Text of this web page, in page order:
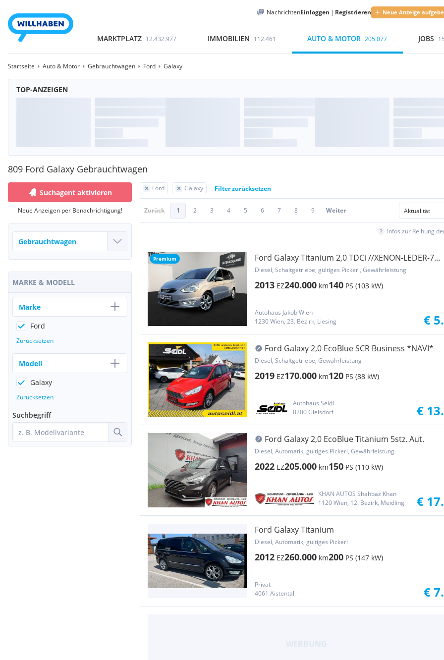
NachrichtenEinloggen | Registrieren Neue Anzeige
MARKTPLATZ 12.432.977 IMMOBILIEN 112.461 AUTO & MOTOR 205.077 JOBS
Startseite Auto & Motor Gebrauchtwagen Ford Galaxy
TOP-ANZEIGEN
809 Ford Galaxy Gebrauchtwagen
Ford Galaxy Filter zurücksetzen
Zurück 1 2 3 4 5 6 7 8 9 Weiter
Infos zur Reihung
Premium
Ford Galaxy Titanium 2,0 TDCi //XENON-LEDER-7-
SITZER...
Diesel, Schaltgetriebe, gültiges Pickerl, Gewährleistung
2013 EZ240.000 km140 PS (103 kW)
Autohaus Jakob Wien
1230 Wien, 23. Bezirk, Liesing
€
Ford Galaxy 2,0 EcoBlue SCR Business *NAVI*
Diesel, Schaltgetriebe, Gewährleistung
2019 EZ170.000 km120 PS (88 kW)
Autohaus Seidl
8200 Gleisdorf
€
Ford Galaxy 2,0 EcoBlue Titanium 5stz. Aut.
Diesel, Automatik, gültiges Pickerl, Gewährleistung
2022 EZ205.000 km150 PS (110 kW)
KHAN AUTOS Shahbaz Khan
1120 Wien, 12. Bezirk, Meidling
€
Ford Galaxy Titanium
Diesel, Automatik, gültiges Pickerl
2012 EZ260.000 km200 PS (147 kW)
Privat
4061 Aistental
€
Suchagent aktivieren
Neue Anzeigen per Benachrichtigung!
MARKE & MODELL
Marke
Ford
Zurücksetzen
Modell
Galaxy
Zurücksetzen
Suchbegriff